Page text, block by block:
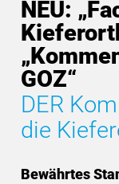
NEU:
GOZ“
DER
die
Bewährtes